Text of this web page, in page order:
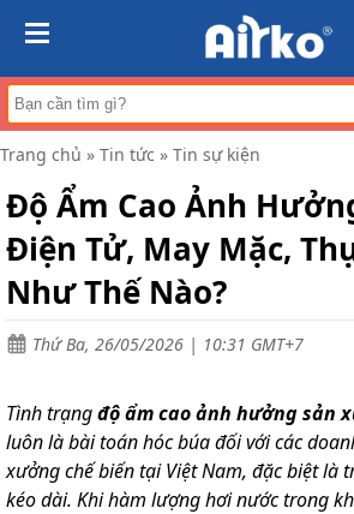
Trang
chủ
Máy
hút
ẩm
Máy
không
Điều
hòa
di
công
Tin
tức
Liên
hệ
Trang chủ » Tin tức » Tin sự kiện
Độ Ẩm Cao Ảnh
Điện Tử, May Mặc,
Như Thế Nào?
Thứ Ba, 26/05/2026 | 10:31 GMT+7
Tình trạngđộ ẩm cao ảnh hưởng sản
luôn là bài toán hóc búa đối với các
xưởng chế biến tại Việt Nam, đặc biệt là
kéo dài. Khi hàm lượng hơi nước trong